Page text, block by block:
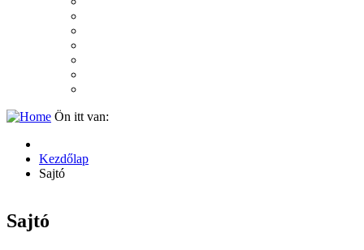
Ön itt van:
Kezdőlap
Sajtó
Sajtó